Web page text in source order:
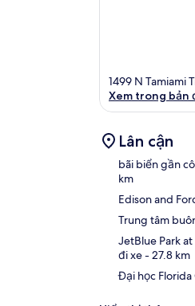
1499 N Tamiami
Xem trong bản
Lân cận
bãi biển gần
km
Edison and
Trung tâm
JetBlue Park
đi xe- 27.8 km
Đại học Florida